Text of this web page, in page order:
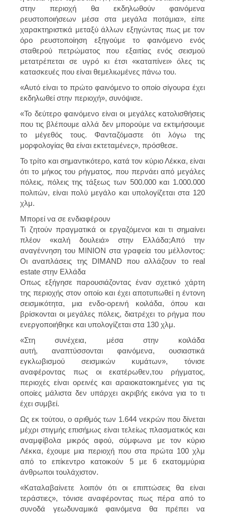
στην περιοχή θα εκδηλωθούν φαινόμενα
ρευστοποιήσεων μέσα στα μεγάλα ποτάμια», είπε
χαρακτηριστικά μεταξύ άλλων εξηγώντας πως με τον
όρο ρευστοποίηση εξηγούμε το φαινόμενο ενός
σταθερού πετρώματος που εξαιτίας ενός σεισμού
μετατρέπεται σε υγρό κι έτσι «καταπίνει» όλες τις
κατασκευές που είναι θεμελιωμένες πάνω του.
«Αυτό είναι το πρώτο φαινόμενο το οποίο σίγουρα έχει
εκδηλωθεί στην περιοχή», συνόψισε.
«Το δεύτερο φαινόμενο είναι οι μεγάλες κατολισθήσεις
που τις βλέπουμε αλλά δεν μπορούμε να εκτιμήσουμε
το μέγεθός τους. Φανταζόμαστε ότι λόγω της
μορφολογίας θα είναι εκτεταμένες», πρόσθεσε.
Το τρίτο και σημαντικότερο, κατά τον κύριο Λέκκα, είναι
ότι το μήκος του ρήγματος, που περνάει από μεγάλες
πόλεις, πόλεις της τάξεως των 500.000 και 1.000.000
πολιτών, είναι πολύ μεγάλο και υπολογίζεται στα 120
χλμ.
Μπορεί να σε ενδιαφέρουν
Τι ζητούν πραγματικά οι εργαζόμενοι και τι σημαίνει
πλέον «καλή δουλειά» στην Ελλάδα;Από την
αναγέννηση του ΜΙΝΙΟΝ στα γραφεία του μέλλοντος:
Οι αναπλάσεις της DIMAND που αλλάζουν το real
estate στην Ελλάδα
Οπως εξήγησε παρουσιάζοντας έναν σχετικό χάρτη
της περιοχής στον οποίο και έχει αποτυπωθεί η έντονη
σεισμικότητα, μια ενδο-ορεινή κοιλάδα, όπου και
βρίσκονται οι μεγάλες πόλεις, διατρέχει το ρήγμα που
ενεργοποιήθηκε και υπολογίζεται στα 130 χλμ.
«Στη συνέχεια, μέσα στην κοιλάδα
αυτή, αναπτύσσονται φαινόμενα, ουσιαστικά
εγκλωβισμού σεισμικών κυμάτων», τόνισε
αναφέροντας πως οι εκατέρωθεν,του ρήγματος,
περιοχές είναι ορεινές και αραιοκατοικημένες για τις
οποίες μάλιστα δεν υπάρχει ακριβής εικόνα για το τι
έχει συμβεί.
Ως εκ τούτου, ο αριθμός των 1.644 νεκρών που δίνεται
μέχρι στιγμής επισήμως είναι τελείως πλασματικός και
αναμφίβολα μικρός αφού, σύμφωνα με τον κύριο
Λέκκα, έχουμε μια περιοχή που στα πρώτα 100 χλμ
από το επίκεντρο κατοικούν 5 με 6 εκατομμύρια
άνθρωποι τουλάχιστον.
«Καταλαβαίνετε λοιπόν ότι οι επιπτώσεις θα είναι
τεράστιες», τόνισε αναφέροντας πως πέρα από το
συνοδά γεωδυναμικά φαινόμενα θα πρέπει να